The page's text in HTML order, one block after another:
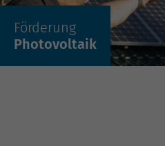
Förderung
Photovoltaik
Mehr